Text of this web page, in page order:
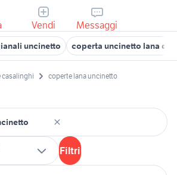
Vendi Messaggi
uncinetto coperta uncinetto lana
casalinghi coperte lana uncinetto
Filtri